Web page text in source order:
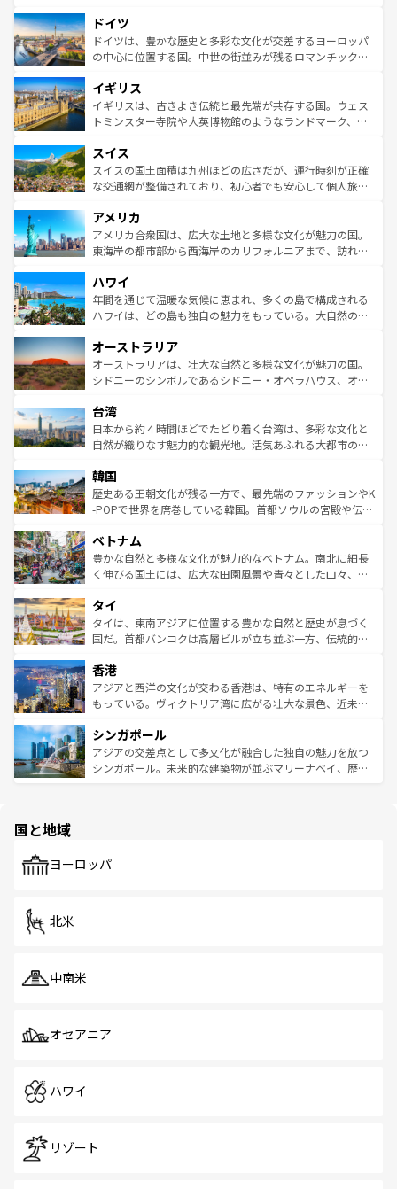
せる。地方によって風土や気候が異なるスペインはその個
性で訪れる人を魅了する。 なお、新着のスペイン情報は コ
ンテンツ一覧を参照してほしい。
で、幅広い魅力が詰まっている。華麗な宮殿、歴史的な大
聖堂、美しいビーチ、そして豊かな自然が、訪れる者を心
から魅了する。また、フランスは美食の国としても知ら
いる。シャンパンの発祥地であるランス、プロヴァンスの
香り高いラベンダー畑など、多彩な楽しみ方が可能だ。さ
らに、パリ以外の地域にも魅力が溢れており、どの街角に
れる地方に足を運ぶとそれぞれで全く異なる文化を体験で
きるだろう。 なお、新着のフランス情報はコンテンツ一覧
を参照してほしい。
ドイツ
ドイツは、豊かな歴史と多彩な文化が交差するヨーロッパ
の中心に位置する国。中世の街並みが残るロマンチック街
顔を持つこの国は、どこを歩いても飽きることがない。ベ
ルリンの文化的活気、バイエルン州のアルプスの絶景、そ
してライン川沿いのワイン畑といった風景は必見。ビール
は、お酒好きな人にはぜひ体験してほしい。 なお、新着の
ドイツ情報はコンテンツ一覧を参照してほしい。
イギリス
イギリスは、古きよき伝統と最先端が共存する国。ウェス
トミンスター寺院や大英博物館のようなランドマーク、歴
リアごとに異なる魅力がある。また、優雅なアフタヌーン
ティー、ビール好きにはたまらない英国パブ、サッカー観
戦など、本場だからこそできる体験も豊富。イギリスを旅
ンツ一覧を参照してほしい。
スイス
スイスの国土面積は九州ほどの広さだが、運行時刻が正確
な交通網が整備されており、初心者でも安心して個人旅行
の建物がそのまま残る町や、スイスならではのユニークな
博物館もあり、アルプス観光だけでなく町歩きも満喫する
ことができる。国民の所得が高いため物価も高いが、旅行
ば市内交通費無料で観光を楽しむこともできる。 なお、新
着のスイス情報はコンテンツ一覧 を参照してほしい。
アメリカ
アメリカ合衆国は、広大な土地と多様な文化が魅力の国。
東海岸の都市部から西海岸のカリフォルニアまで、訪れる
のような巨大都市は、観光、ショッピング、エンターテイ
ンメントが詰まった刺激的なスポットだ。一方、アメリカ
西部には大自然が広がり、グランドキャニオンやイエロー
部のニューオーリンズでは、音楽と美食が融合した独特の
文化が魅力。旅行者はアメリカの各地域で異なる魅力を楽
しみながら、その多様性と豊かな歴史を感じることができ
ならではの贅沢な旅のスタイルだ。 なお、新着のアメリカ
情報はコンテンツ一覧を参照してほしい。
ハワイ
年間を通じて温暖な気候に恵まれ、多くの島で構成される
ハワイは、どの島も独自の魅力をもっている。大自然の神
ワイ島は見逃せない。また、定番の観光地といえばオアフ
島だが、静かな自然を求めるならマウイ島やカウアイ島が
おすすめ。エメラルドグリーンに輝く海をはじめ、豊かな
れるおもてなしの心で訪れる人々を迎えてくれるハワイの
人々、おいしいローカルフードやハワイアンミュージッ
ク、伝統的なフラダンスなど、すべてがハワイの魅力を彩
ワイを、存分に味わってほしい。 なお、新着のハワイ情報
はコンテンツ一覧を参照してほしい。
オーストラリア
オーストラリアは、壮大な自然と多様な文化が魅力の国。
シドニーのシンボルであるシドニー・オペラハウス、オー
リアリーフや大陸中央部にそびえるウルル（エアーズロッ
ク）、タスマニアの美しい原生林やケアンズの熱帯雨林な
ど、見どころがたくさん。また、カフェやワイン、オージ
いる。アクティビティも充実しており、サーフィンやダイ
ビング、ハイキングなど、アウトドア好きにはたまらな
い。オーストラリアの多彩な魅力を存分に味わいつくそ
参照してほしい。
台湾
日本から約４時間ほどでたどり着く台湾は、多彩な文化と
自然が織りなす魅力的な観光地。活気あふれる大都市の台
ン）、静ひつな山岳地帯である台湾東部など、都市の喧騒
と山間の静けさが共存しており、訪れる人に新しい発見と
驚きをもたらしてくれる。また、奥深い台湾の食文化も魅
容にもいいと評判のスイーツなど、バラエティ豊かな料理
が味わえる。 なお、新着の台湾情報は コンテンツ一覧を参
照してほしい。
韓国
歴史ある王朝文化が残る一方で、最先端のファッションやK
-POPで世界を席巻している韓国。首都ソウルの宮殿や伝統
き、地方に足を延ばせば四季折々の自然美を楽しむことが
できる。そして、キムチや焼肉、絶品のストリートフード
まで、さまざまな韓国料理が待っている。夜には、韓国な
リティに包まれながら、韓国の多彩な魅力を心ゆくまで味
わってみてほしい。 なお、新着の韓国情報はコンテンツ一
覧を参照してほしい。
ベトナム
豊かな自然と多様な文化が魅力的なベトナム。南北に細長
く伸びる国土には、広大な田園風景や青々とした山々、世
急速な発展と共に伝統が息づく。ハノイの古い町並みやホ
ーチミン市のフランス統治時代の建物も、独特の雰囲気を
醸し出している。また、バラエティの豊かさとおいしさで
とつ。フォーやバインミー、ベトナムコーヒーなどは、ぜ
ひ現地で味わいたい。どの地域を訪れてもあたたかい人々
が旅行者を迎えてくれるので、きっと忘れられない旅にな
参照してほしい。
タイ
タイは、東南アジアに位置する豊かな自然と歴史が息づく
国だ。首都バンコクは高層ビルが立ち並ぶ一方、伝統的な
の活気が交差している。北部ではチェンマイなどの山岳地
帯で自然と触れ合い、南部ではプーケットやクラビの美し
いビーチでリゾート気分を楽しむことができる。タイ料理
激する。気候は一年中温暖で、どの季節にも異なる楽しみ
が待っている。親しみやすいタイの人々、仏教を中心とし
た文化、そして多様な観光資源が、訪れる旅人を魅了し続
香港
アジアと西洋の文化が交わる香港は、特有のエネルギーを
もっている。ヴィクトリア湾に広がる壮大な景色、近未来
み、どこを訪れても感動するはず。観光スポットが密集し
ており、効率よく見どころを回れるのも魅力。息をのむよ
うな絶景から文化的な体験まで、香港を存分に楽しみ尽く
シンガポール
アジアの交差点として多文化が融合した独自の魅力を放つ
シンガポール。未来的な建築物が並ぶマリーナベイ、歴史
で、ホーカーズは地元の風情を楽しめる外せないスポット
国と地域
ヨーロッパ
北米
中南米
オセアニア
ハワイ
リゾート